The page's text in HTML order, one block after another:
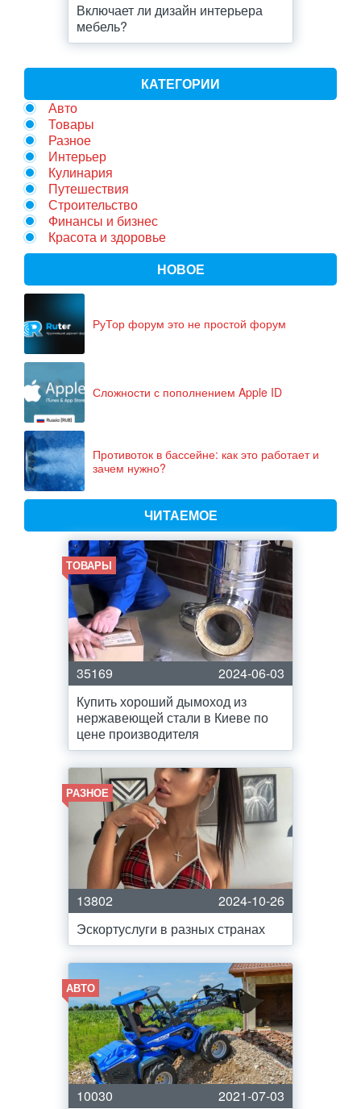
Включает ли дизайн интерьера
мебель?
КАТЕГОРИИ
Авто
Товары
Разное
Интерьер
Кулинария
Путешествия
Строительство
Финансы и бизнес
Красота и здоровье
НОВОЕ
РуТор форум это не простой форум
Сложности с пополнением Apple ID
Противоток в бассейне: как это работает и
зачем нужно?
ЧИТАЕМОЕ
ТОВАРЫ
35169
2024-06-03
Купить хороший дымоход из
нержавеющей стали в Киеве по
цене производителя
РАЗНОЕ
13802
2024-10-26
Эскортуслуги в разных странах
АВТО
10030 2021-07-03